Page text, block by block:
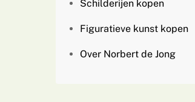
Schilderijen kopen
Figuratieve kunst kopen
Over Norbert de Jong